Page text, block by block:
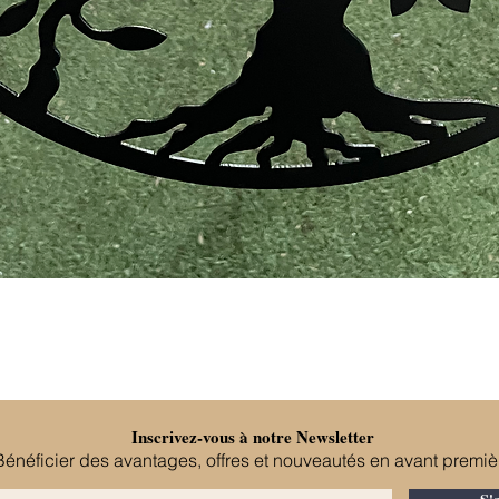
Inscrivez-vous à notre Newsletter
des avantages, offres et nouveautés en avant